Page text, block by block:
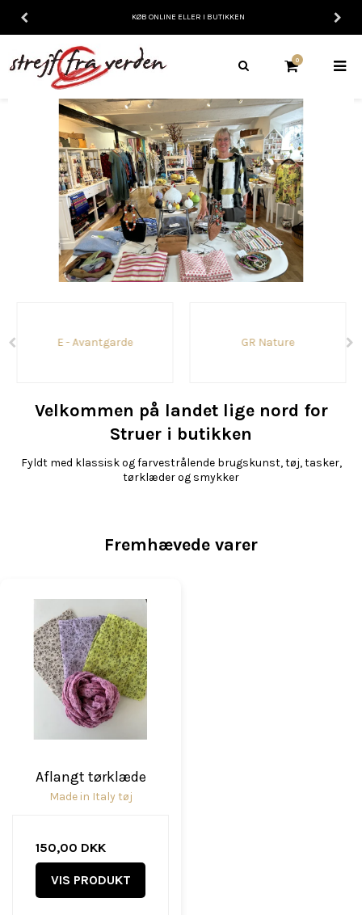
KØB ONLINE ELLER I BUTIKKEN
0
E - Avantgarde GR Nature
Velkommen på landet lige nord for
Struer i butikken
Fyldt med klassisk og farvestrålende brugskunst, tøj, tasker,
tørklæder og smykker
Fremhævede varer
Aflangt tørklæde
Made in Italy tøj
150,00 DKK
VIS PRODUKT